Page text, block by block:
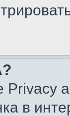
Privacy
в